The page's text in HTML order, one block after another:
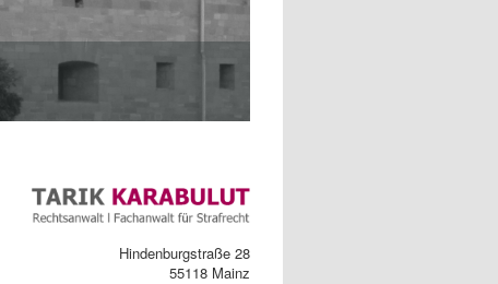
Hindenburgstraße 28
55118 Mainz